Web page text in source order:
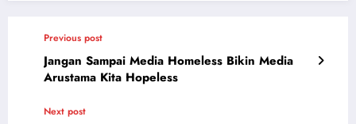
Previous post
Jangan Sampai Media Homeless Bikin Media
Arustama Kita Hopeless
Next post